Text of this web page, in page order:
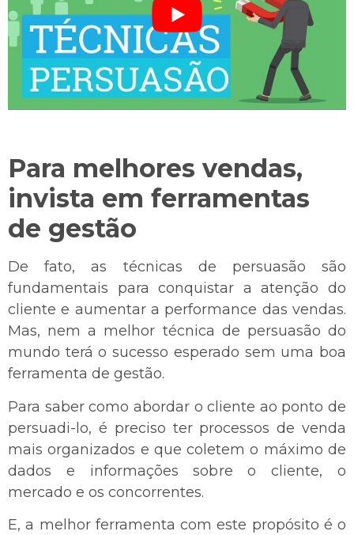
Para melhores vendas,
invista em ferramentas
de gestão
De fato, as técnicas de persuasão são
fundamentais para conquistar a atenção do
cliente e aumentar a performance das vendas.
Mas, nem a melhor técnica de persuasão do
mundo terá o sucesso esperado sem uma boa
ferramenta de gestão.
Para saber como abordar o cliente ao ponto de
persuadi-lo, é preciso ter processos de venda
mais organizados e que coletem o máximo de
dados e informações sobre o cliente, o
mercado e os concorrentes.
E, a melhor ferramenta com este propósito é o